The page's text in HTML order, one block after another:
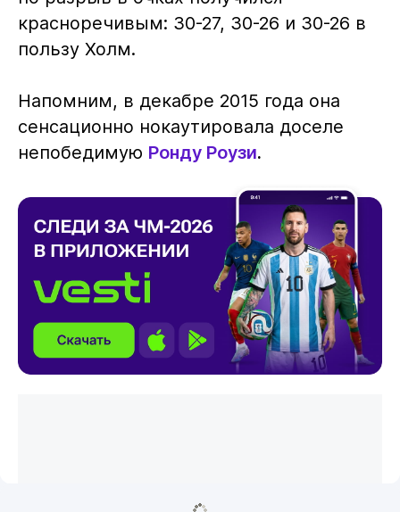
красноречивым: 30-27, 30-26 и 30-26 в
пользу Холм.
Напомним, в декабре 2015 года она
сенсационно нокаутировала доселе
непобедимую Ронду Роузи.